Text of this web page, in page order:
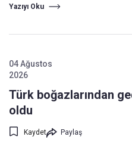
Yazıyı Oku
04 Ağustos
2026
Türk boğazlarından
oldu
Kaydet Paylaş